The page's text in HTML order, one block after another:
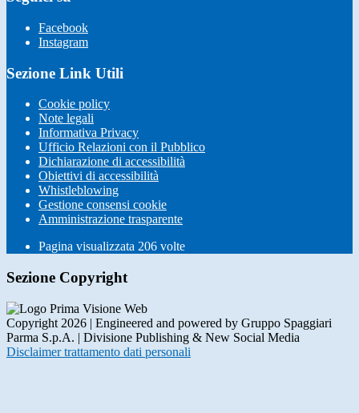
Facebook
Instagram
Sezione Link Utili
Cookie policy
Note legali
Informativa Privacy
Ufficio Relazioni con il Pubblico
Dichiarazione di accessibilità
Obiettivi di accessibilità
Whistleblowing
Gestione consensi cookie
Amministrazione trasparente
Pagina visualizzata 206 volte
Sezione Copyright
Copyright 2026 | Engineered and powered by Gruppo Spaggiari
Parma S.p.A. | Divisione Publishing & New Social Media
Disclaimer trattamento dati personali